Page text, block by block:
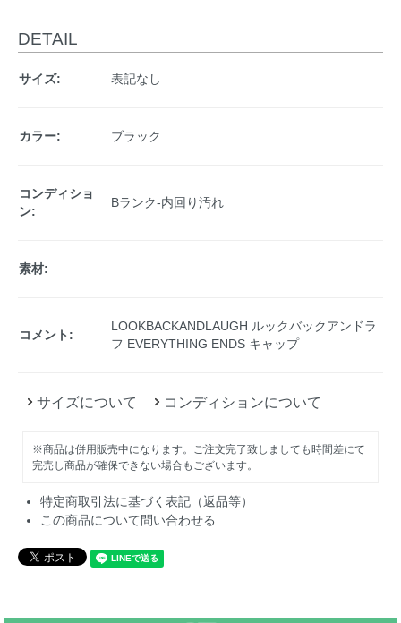
DETAIL
サイズ: 表記なし
カラー: ブラック
コンディショ
ン:
Bランク-内回り汚れ
素材:
コメント:
LOOKBACKANDLAUGH ルックバックアンドラ
フ EVERYTHING ENDS キャップ
サイズについて コンディションについて
※商品は併用販売中になります。ご注文完了致しましても時間差にて
完売し商品が確保できない場合もございます。
特定商取引法に基づく表記（返品等）
この商品について問い合わせる